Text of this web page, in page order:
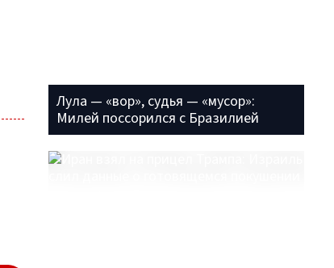
Лула — «вор», судья — «мусор»:
Милей поссорился с Бразилией